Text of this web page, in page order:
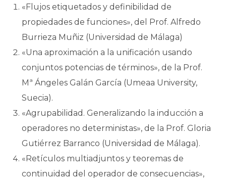
«Flujos etiquetados y definibilidad de
propiedades de funciones», del Prof. Alfredo
Burrieza Muñiz (Universidad de Málaga)
«Una aproximación a la unificación usando
conjuntos potencias de términos», de la Prof.
Mª Ángeles Galán García (Umeaa University,
Suecia).
«Agrupabilidad. Generalizando la inducción a
operadores no deterministas», de la Prof. Gloria
Gutiérrez Barranco (Universidad de Málaga).
«Retículos multiadjuntos y teoremas de
continuidad del operador de consecuencias»,